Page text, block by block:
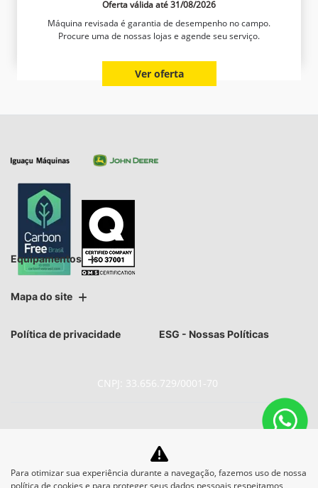
Oferta válida até 31/08/2026
Máquina revisada é garantia de desempenho no campo.
Procure uma de nossas lojas e agende seu serviço.
Ver oferta
Equipamentos
Mapa do site
Política de privacidade ESG - Nossas Políticas
CNPJ: 33.656.729/0001-70
No trânsito, enxergar o outro
Para otimizar sua experiência durante a navegação, fazemos uso de nossa
política de cookies e para proteger seus dados pessoais respeitamos